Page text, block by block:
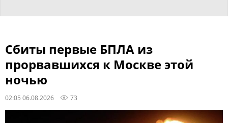
Сбиты первые БПЛА из
прорвавшихся к Москве этой
ночью
02:05 06.08.2026 73